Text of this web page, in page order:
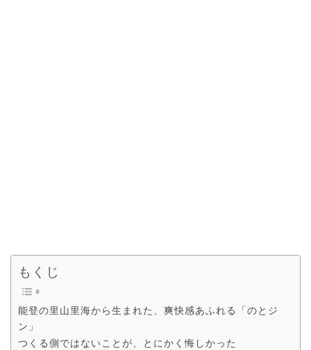
もくじ
能登の里山里海から生まれた、爽快感あふれる「のとジ
ン」
つくる側ではないことが、とにかく悔しかった